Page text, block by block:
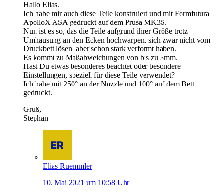
Hallo Elias.
Ich habe mir auch diese Teile konstruiert und mit Formfutura
ApolloX ASA gedruckt auf dem Prusa MK3S.
Nun ist es so, das die Teile aufgrund ihrer Größe trotz
Umhausung an den Ecken hochwarpen, sich zwar nicht vom
Druckbett lösen, aber schon stark verformt haben.
Es kommt zu Maßabweichungen von bis zu 3mm.
Hast Du etwas besonderes beachtet oder besondere
Einstellungen, speziell für diese Teile verwendet?
Ich habe mit 250° an der Nozzle und 100° auf dem Bett
gedruckt.
Gruß,
Stephan
Elias Ruemmler
10. Mai 2021 um 10:58 Uhr